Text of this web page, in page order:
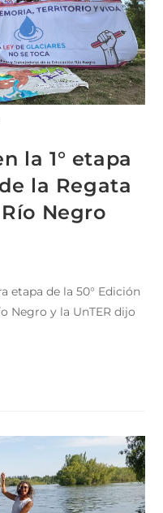
la 1° etapa
la Regata
Negro
etapa de la 50° Edición
Negro y la UnTER dijo